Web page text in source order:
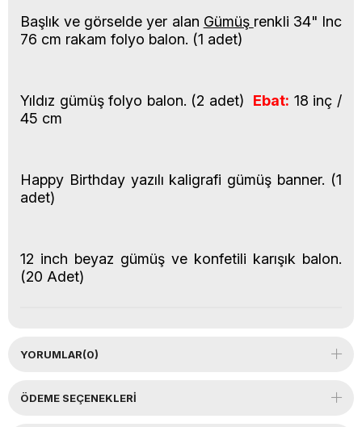
Başlık ve görselde yer alan Gümüş renkli 34" Inc
76 cm rakam folyo balon. (1 adet)
Yıldız gümüş folyo balon. (2 adet) Ebat: 18 inç /
45 cm
Happy Birthday yazılı kaligrafi gümüş banner. (1
adet)
12 inch beyaz gümüş ve konfetili karışık balon.
(20 Adet)
YORUMLAR(0)
ÖDEME SEÇENEKLERI